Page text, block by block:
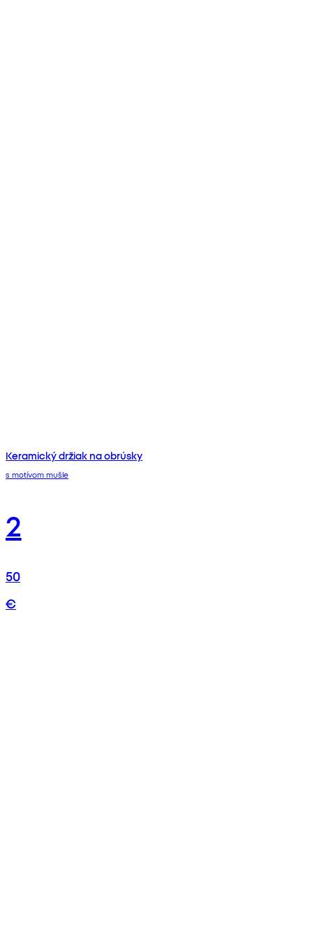
Keramický držiak na obrúsky
s motívom mušle
2
50
€